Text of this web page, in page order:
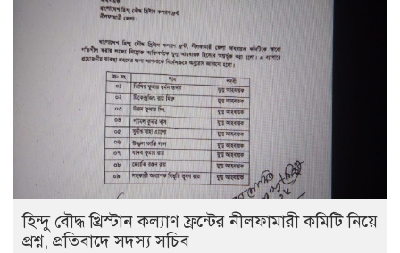
হিন্দু বৌদ্ধ খ্রিস্টান কল্যাণ ফ্রন্টের নীলফামারী কমিটি নিয়ে
প্রশ্ন, প্রতিবাদে সদস্য সচিব